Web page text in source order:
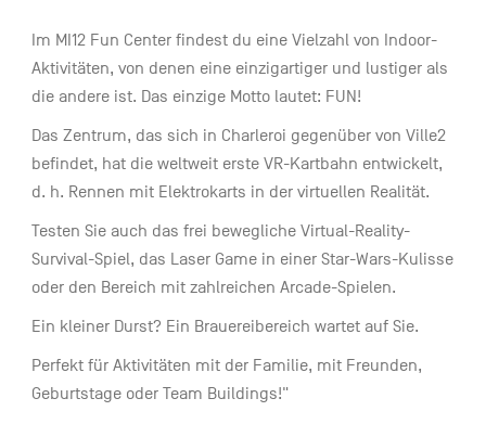
Im MI12 Fun Center findest du eine Vielzahl von Indoor-
Aktivitäten, von denen eine einzigartiger und lustiger als
die andere ist. Das einzige Motto lautet: FUN!
Das Zentrum, das sich in Charleroi gegenüber von Ville2
befindet, hat die weltweit erste VR-Kartbahn entwickelt,
d. h. Rennen mit Elektrokarts in der virtuellen Realität.
Testen Sie auch das frei bewegliche Virtual-Reality-
Survival-Spiel, das Laser Game in einer Star-Wars-Kulisse
oder den Bereich mit zahlreichen Arcade-Spielen.
Ein kleiner Durst? Ein Brauereibereich wartet auf Sie.
Perfekt für Aktivitäten mit der Familie, mit Freunden,
Geburtstage oder Team Buildings!"